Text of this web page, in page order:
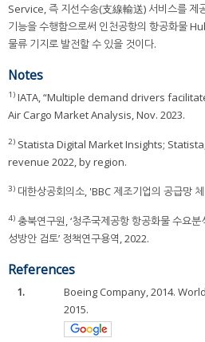
Service, 즉 지선수송(支線輸送) 서비스를 제
기능을 수행함으로써 인천공항의 항공화물
물류 기지로 발전할 수 있을 것이다.
Notes
1) IATA, “Multiple demand drivers
Air Cargo Market Analysis, Nov. 2023.
2) Statista Digital Market Insights;
revenue 2022, by region.
3) 대한상공회의소, 'BBC 제조기업의 공급망
4) 충북연구원, ‘청주국제공항 항공화물 수요
성방안 검토’ 정책연구용역, 2022.
References
1.
Boeing Company, 2014.
2015.